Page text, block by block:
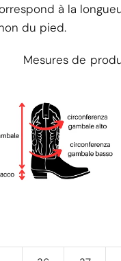
à la
du pied.
Mesures de